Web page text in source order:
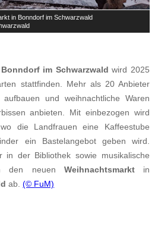
in Bonndorf im Schwarzwald
Bonndorf im Schwarzwald wird 2025
stattfinden. Mehr als 20 Anbieter
und weihnachtliche Waren
anbieten. Mit einbezogen wird
die Landfrauen eine Kaffeestube
ein Bastelangebot geben wird.
in der Bibliothek sowie musikalische
den neuen Weihnachtsmarktin
ab.(© FuM)